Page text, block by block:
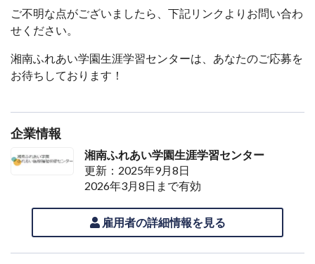
ご不明な点がございましたら、下記リンクよりお問い合わ
せください。
湘南ふれあい学園生涯学習センターは、あなたのご応募を
お待ちしております！
企業情報
湘南ふれあい学園生涯学習センター
更新：2025年9月8日
2026年3月8日まで有効
雇用者の詳細情報を見る